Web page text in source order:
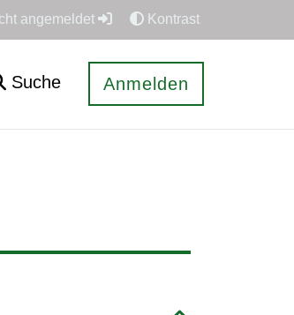
angemeldet Kontrast
Suche Anmelden